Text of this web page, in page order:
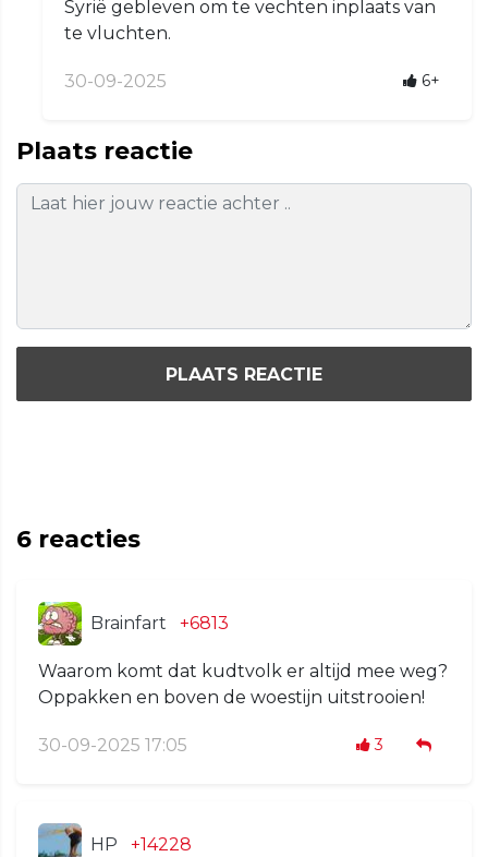
Syrië gebleven om te vechten inplaats van
te vluchten.
30-09-2025 6+
Plaats reactie
PLAATS REACTIE
6 reacties
Brainfart +6813
Waarom komt dat kudtvolk er altijd mee weg?
Oppakken en boven de woestijn uitstrooien!
30-09-2025 17:05 3
HP +14228